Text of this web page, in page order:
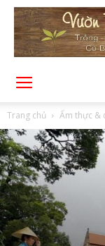
Trang chủ Ẩm thực &